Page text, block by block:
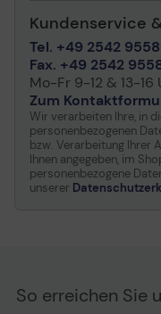
Kundenservice
Tel. +49 2542
Fax. +49 2542
Mo-Fr 9-12 & 13-16
Zum
Wir verarbeiten Ihre, in
personenbezogenen
bzw. Verarbeitung Ihrer
Ihnen angegeben, im
personenbezogene
unserer
So erreichen Sie